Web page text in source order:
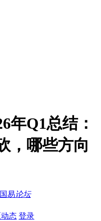
年Q1总结：
，哪些方向
易论坛
态 登录